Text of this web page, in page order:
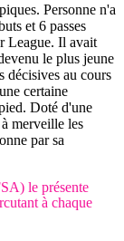
Personne n'a
et 6 passes
League. Il avait
le plus jeune
décisives au cours
certaine
Doté d'une
merveille les
par sa
le présente
à chaque